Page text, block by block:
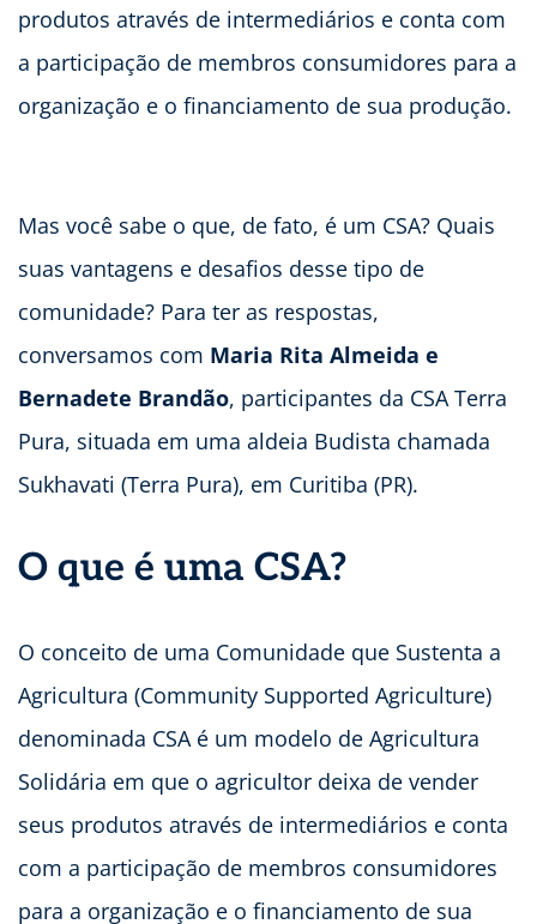
produtos através de intermediários e conta com
a participação de membros consumidores para a
organização e o financiamento de sua produção.
Mas você sabe o que, de fato, é um CSA? Quais
suas vantagens e desafios desse tipo de
comunidade? Para ter as respostas,
conversamos com Maria Rita Almeida e
Bernadete Brandão, participantes da CSA Terra
Pura, situada em uma aldeia Budista chamada
Sukhavati (Terra Pura), em Curitiba (PR).
O que é uma CSA?
O conceito de uma Comunidade que Sustenta a
Agricultura (Community Supported Agriculture)
denominada CSA é um modelo de Agricultura
Solidária em que o agricultor deixa de vender
seus produtos através de intermediários e conta
com a participação de membros consumidores
para a organização e o financiamento de sua